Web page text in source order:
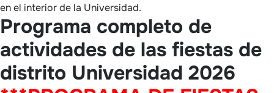
en el interior de la Universidad.
Programa completo de
actividades de las fiestas de
distrito Universidad 2026